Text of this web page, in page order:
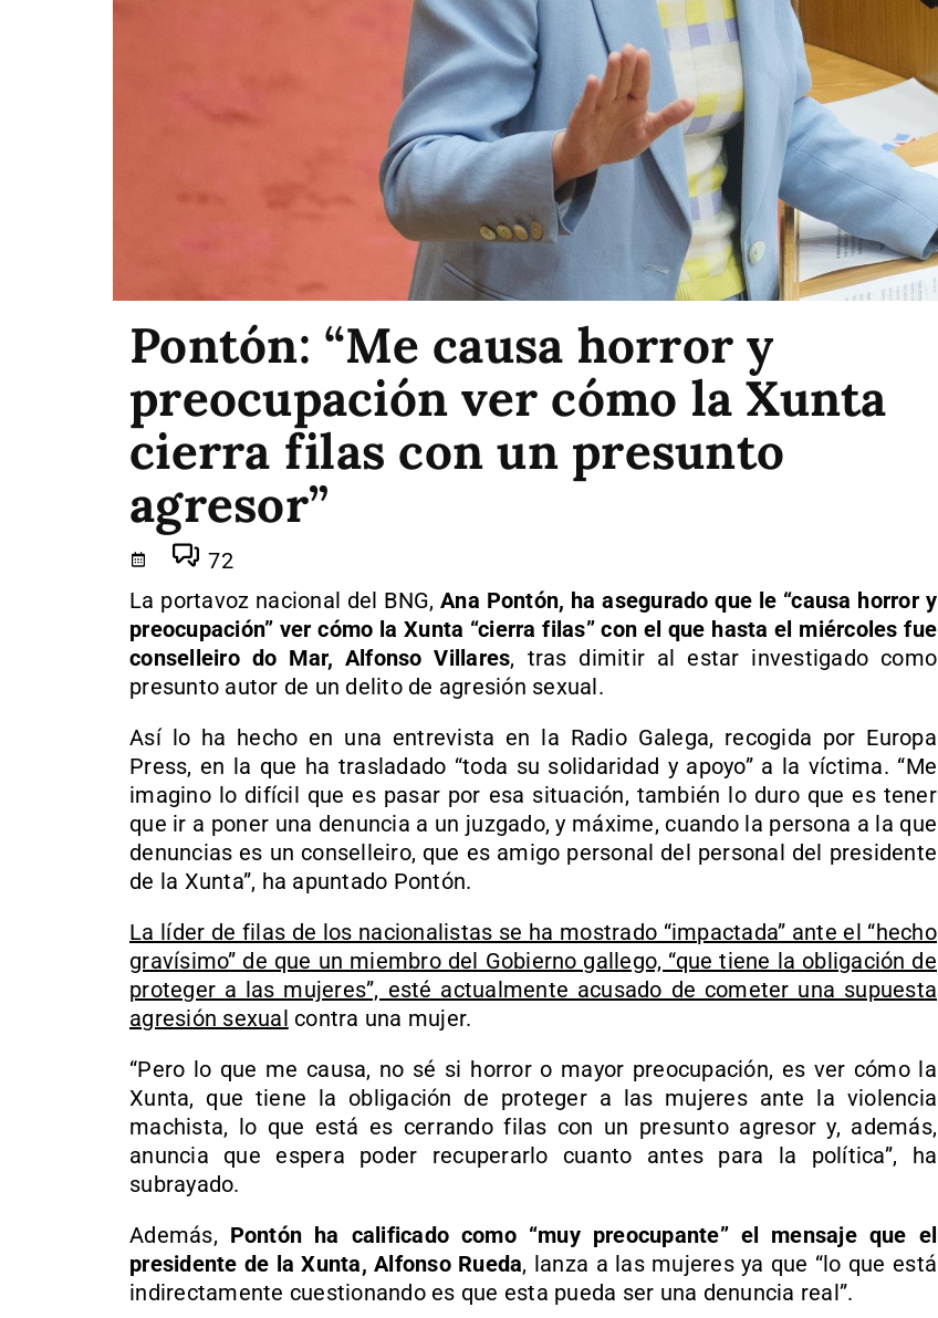
Pontón: “Me causa horror y
preocupación ver cómo la Xunta
cierra filas con un presunto
agresor”
72
La portavoz nacional del BNG,Ana Pontón, ha asegurado que le “causa horror y
preocupación” ver cómo la Xunta “cierra filas” con el que hasta el miércoles fue
conselleiro do Mar, Alfonso Villares, tras dimitir al estar investigado como
presunto autor de un delito de agresión sexual.
Así lo ha hecho en una entrevista en la Radio Galega, recogida por Europa
Press, en la que ha trasladado “toda su solidaridad y apoyo” a la víctima. “Me
imagino lo difícil que es pasar por esa situación, también lo duro que es tener
que ir a poner una denuncia a un juzgado, y máxime, cuando la persona a la que
denuncias es un conselleiro, que es amigo personal del personal del presidente
de la Xunta”, ha apuntado Pontón.
La líder de filas de los nacionalistas se ha mostrado “impactada” ante el “hecho
gravísimo” de que un miembro del Gobierno gallego, “que tiene la obligación de
proteger a las mujeres”, esté actualmente acusado de cometer una supuesta
agresión sexual contra una mujer.
“Pero lo que me causa, no sé si horror o mayor preocupación, es ver cómo la
Xunta, que tiene la obligación de proteger a las mujeres ante la violencia
machista, lo que está es cerrando filas con un presunto agresor y, además,
anuncia que espera poder recuperarlo cuanto antes para la política”, ha
subrayado.
Además, Pontón ha calificado como “muy preocupante” el mensaje que el
presidente de la Xunta, Alfonso Rueda, lanza a las mujeres ya que “lo que está
indirectamente cuestionando es que esta pueda ser una denuncia real”.